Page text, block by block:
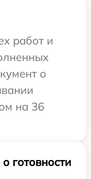
работ и
о
на 36
готовности